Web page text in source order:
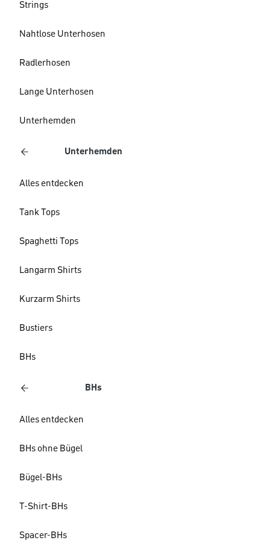
Strings
Nahtlose Unterhosen
Radlerhosen
Lange Unterhosen
Unterhemden
Unterhemden
Alles entdecken
Tank Tops
Spaghetti Tops
Langarm Shirts
Kurzarm Shirts
Bustiers
BHs
BHs
Alles entdecken
BHs ohne Bügel
Bügel-BHs
T-Shirt-BHs
Spacer-BHs